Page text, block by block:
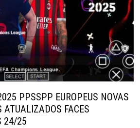
PPSSPP EUROPEUS NOVAS
ATUALIZADOS FACES
24/25